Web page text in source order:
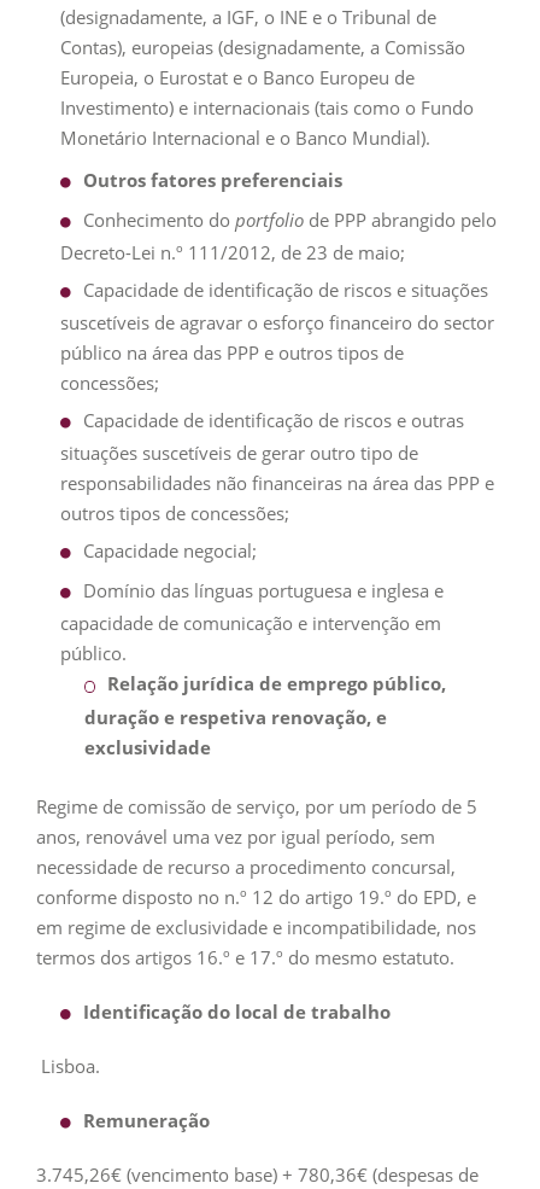
(designadamente, a IGF, o INE e o Tribunal de
Contas), europeias (designadamente, a Comissão
Europeia, o Eurostat e o Banco Europeu de
Investimento) e internacionais (tais como o Fundo
Monetário Internacional e o Banco Mundial).
Outros fatores preferenciais
Conhecimento do portfolio de PPP abrangido pelo
Decreto-Lei n.º 111/2012, de 23 de maio;
Capacidade de identificação de riscos e situações
suscetíveis de agravar o esforço financeiro do sector
público na área das PPP e outros tipos de
concessões;
Capacidade de identificação de riscos e outras
situações suscetíveis de gerar outro tipo de
responsabilidades não financeiras na área das PPP e
outros tipos de concessões;
Capacidade negocial;
Domínio das línguas portuguesa e inglesa e
capacidade de comunicação e intervenção em
público.
Relação jurídica de emprego público,
duração e respetiva renovação, e
exclusividade
Regime de comissão de serviço, por um período de 5
anos, renovável uma vez por igual período, sem
necessidade de recurso a procedimento concursal,
conforme disposto no n.º 12 do artigo 19.º do EPD, e
em regime de exclusividade e incompatibilidade, nos
termos dos artigos 16.º e 17.º do mesmo estatuto.
Identificação do local de trabalho
Lisboa.
Remuneração
3.745,26€ (vencimento base) + 780,36€ (despesas de